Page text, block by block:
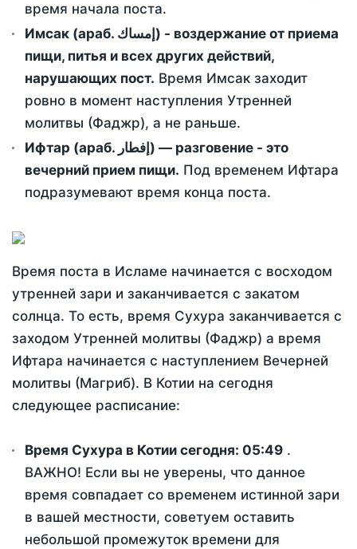
время начала поста.
Имсак (араб. إمساك) - воздержание от приема
пищи, питья и всех других действий,
нарушающих пост. Время Имсак заходит
ровно в момент наступления Утренней
молитвы (Фаджр), а не раньше.
Ифтар (араб. إفطار) — разговение - это
вечерний прием пищи. Под временем Ифтара
подразумевают время конца поста.
Время поста в Исламе начинается с восходом
утренней зари и заканчивается с закатом
солнца. То есть, время Сухура заканчивается с
заходом Утренней молитвы (Фаджр) а время
Ифтара начинается с наступлением Вечерней
молитвы (Магриб). В Котии на сегодня
следующее расписание:
Время Сухура в Котии сегодня: 05:49 .
ВАЖНО! Если вы не уверены, что данное
время совпадает со временем истинной зари
в вашей местности, советуем оставить
небольшой промежуток времени для